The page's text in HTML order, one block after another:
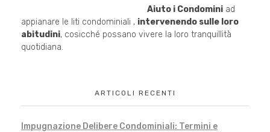
Aiuto i Condominiad
appianare le liti condominiali , intervenendo sulle loro
abitudini, cosicché possano vivere la loro tranquillità
quotidiana.
ARTICOLI RECENTI
Impugnazione Delibere Condominiali: Termini e